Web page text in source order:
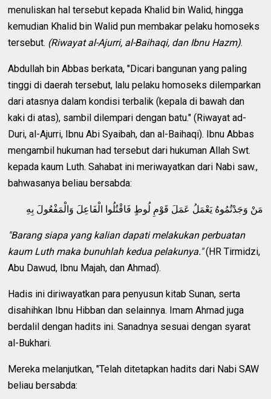
menuliskan hal tersebut kepada Khalid bin Walid, hingga
kemudian Khalid bin Walid pun membakar pelaku homoseks
tersebut. (Riwayat al-Ajurri, al-Baihaqi, dan Ibnu Hazm).
Abdullah bin Abbas berkata, "Dicari bangunan yang paling
tinggi di daerah tersebut, lalu pelaku homoseks dilemparkan
dari atasnya dalam kondisi terbalik (kepala di bawah dan
kaki di atas), sambil dilempari dengan batu." (Riwayat ad-
Duri, al-Ajurri, Ibnu Abi Syaibah, dan al-Baihaqi). Ibnu Abbas
mengambil hukuman had tersebut dari hukuman Allah Swt.
kepada kaum Luth. Sahabat ini meriwayatkan dari Nabi saw.,
bahwasanya beliau bersabda:
مَنْ وَجَدْتُمُوهُ يَعْمَلُ عَمَلَ قَوْمِ لُوطٍ فَاقْتُلُوا الْفَاعِلَ وَالْمَفْعُولَ بِهِ
"Barang siapa yang kalian dapati melakukan perbuatan
kaum Luth maka bunuhlah kedua pelakunya."(HR Tirmidzi,
Abu Dawud, Ibnu Majah, dan Ahmad).
Hadis ini diriwayatkan para penyusun kitab Sunan, serta
disahihkan Ibnu Hibban dan selainnya. Imam Ahmad juga
berdalil dengan hadits ini. Sanadnya sesuai dengan syarat
al-Bukhari.
Mereka melanjutkan, "Telah ditetapkan hadits dari Nabi SAW
beliau bersabda: